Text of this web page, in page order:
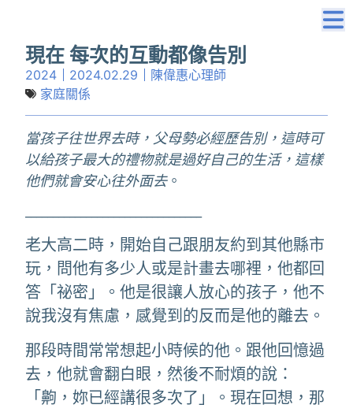
現在 每次的互動都像告別
2024 2024.02.29
陳偉惠心理師
家庭關係
當孩子往世界去時，父母勢必經歷告別，這時可
以給孩子最大的禮物就是過好自己的生活，這樣
他們就會安心往外面去。
老大高二時，開始自己跟朋友約到其他縣市
玩，問他有多少人或是計畫去哪裡，他都回
答「祕密」。他是很讓人放心的孩子，他不
說我沒有焦慮，感覺到的反而是他的離去。
那段時間常常想起小時候的他。跟他回憶過
去，他就會翻白眼，然後不耐煩的說：
「齁，妳已經講很多次了」。現在回想，那